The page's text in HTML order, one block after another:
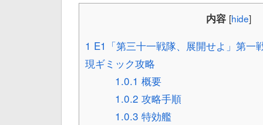
内容 [hide]
1 E1「第三十一戦隊、展開せよ」第一
現ギミック攻略
1.0.1 概要
1.0.2 攻略手順
1.0.3 特効艦